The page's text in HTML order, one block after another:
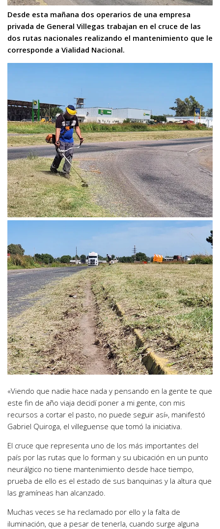
Desde esta mañana dos operarios de una empresa
privada de General Villegas trabajan en el cruce de las
dos rutas nacionales realizando el mantenimiento que le
corresponde a Vialidad Nacional.
«Viendo que nadie hace nada y pensando en la gente te que
este fin de año viaja decidí poner a mi gente, con mis
recursos a cortar el pasto, no puede seguir así», manifestó
Gabriel Quiroga, el villeguense que tomó la iniciativa.
El cruce que representa uno de los más importantes del
país por las rutas que lo forman y su ubicación en un punto
neurálgico no tiene mantenimiento desde hace tiempo,
prueba de ello es el estado de sus banquinas y la altura que
las gramíneas han alcanzado.
Muchas veces se ha reclamado por ello y la falta de
iluminación, que a pesar de tenerla, cuando surge alguna